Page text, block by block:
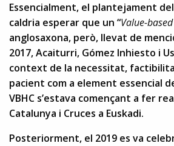
Essencialment, el plantejament
caldria esperar que un “Value-
anglosaxona, però, llevat de
2017, Acaiturri, Gómez Inhiesto i
context de la necessitat,
pacient com a element essencial
VBHC s’estava començant a fer
Catalunya i Cruces a Euskadi.
Posteriorment, el 2019 es va